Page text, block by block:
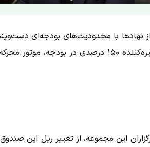
از نهادها با محدودیت‌های بودجه‌ای
با عبور از چالش‌های تاریخی و ثبت یک جهش خیره‌کننده ۱۵۰ درصدی در بودجه،
این مجموعه، از تغییر ریل این